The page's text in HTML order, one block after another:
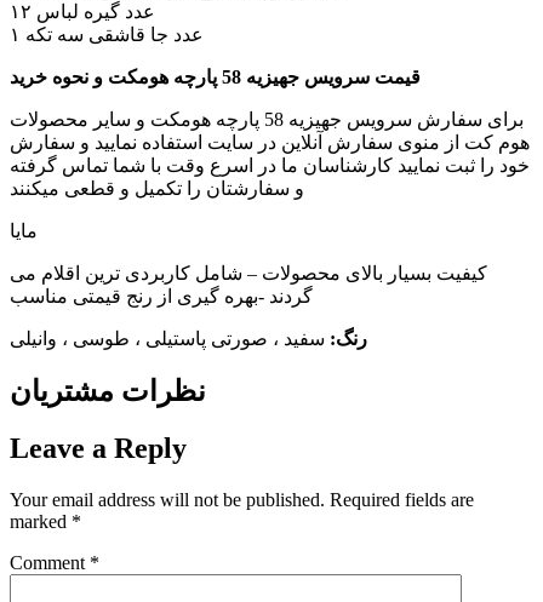
۱۲ عدد گیره لباس
۱ عدد جا قاشقی سه تکه
قیمت سرویس جهیزیه 58 پارچه هومکت و نحوه خرید
برای سفارش سرویس جهیزیه 58 پارچه هومکت و سایر محصولات
هوم کت از منوی سفارش آنلاین در سایت استفاده نمایید و سفارش
خود را ثبت نمایید کارشناسان ما در اسرع وقت با شما تماس گرفته
و سفارشتان را تکمیل و قطعی میکنند
مایا
کیفیت بسیار بالای محصولات – شامل کاربردی ترین اقلام می
گردند -بهره گیری از رنج قیمتی مناسب
رنگ: سفید ، صورتی پاستیلی ، طوسی ، وانیلی
نظرات مشتریان
Leave a Reply
Your email address will not be published. Required fields are
marked *
Comment *